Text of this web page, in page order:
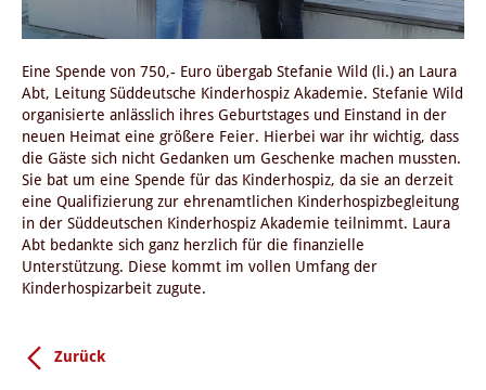
Eine Spende von 750,- Euro übergab Stefanie Wild (li.) an Laura
Abt, Leitung Süddeutsche Kinderhospiz Akademie. Stefanie Wild
organisierte anlässlich ihres Geburtstages und Einstand in der
neuen Heimat eine größere Feier. Hierbei war ihr wichtig, dass
die Gäste sich nicht Gedanken um Geschenke machen mussten.
Sie bat um eine Spende für das Kinderhospiz, da sie an derzeit
eine Qualifizierung zur ehrenamtlichen Kinderhospizbegleitung
in der Süddeutschen Kinderhospiz Akademie teilnimmt. Laura
Abt bedankte sich ganz herzlich für die finanzielle
Unterstützung. Diese kommt im vollen Umfang der
Kinderhospizarbeit zugute.
Zurück